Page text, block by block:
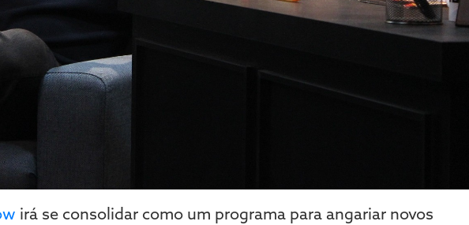
irá se consolidar como um programa para angariar novos